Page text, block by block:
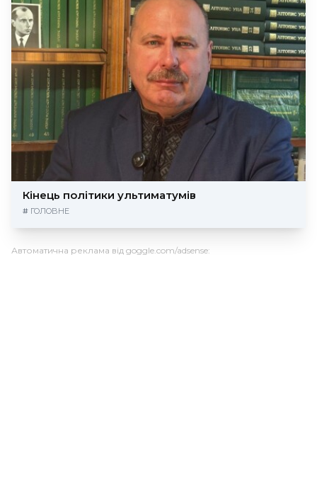
Кінець політики ультиматумів
# ГОЛОВНЕ
Автоматична реклама від goggle.com/adsense: